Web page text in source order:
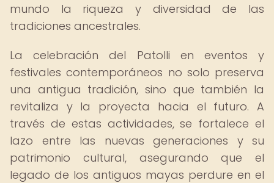
mundo la riqueza y diversidad de las
tradiciones ancestrales.
La celebración del Patolli en eventos y
festivales contemporáneos no solo preserva
una antigua tradición, sino que también la
revitaliza y la proyecta hacia el futuro. A
través de estas actividades, se fortalece el
lazo entre las nuevas generaciones y su
patrimonio cultural, asegurando que el
legado de los antiguos mayas perdure en el